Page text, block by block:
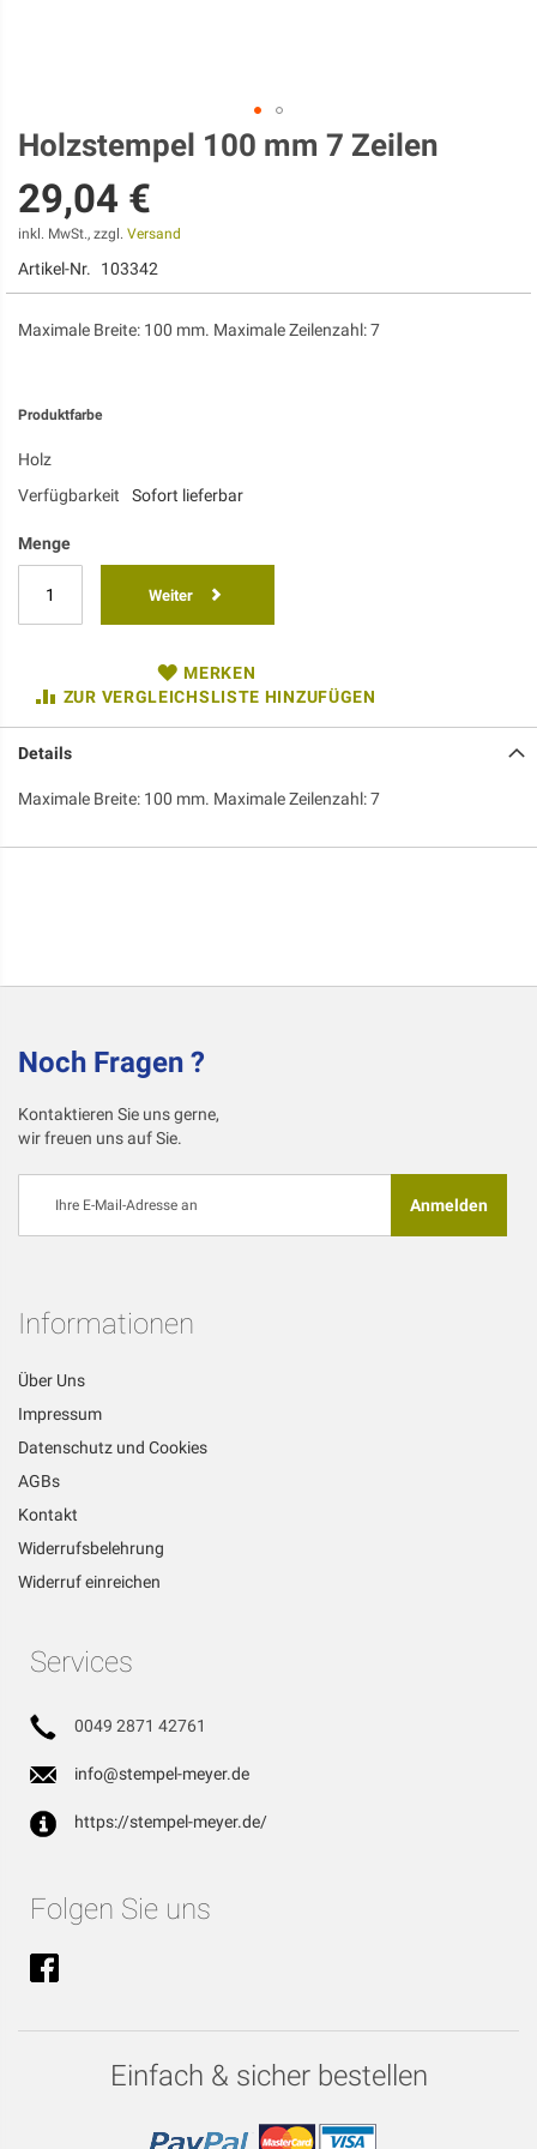
Zum
Anfang
der
Bildgalerie
springen
Holzstempel 100 mm 7 Zeilen
29,04 €
inkl. MwSt., zzgl. Versand
Artikel-Nr. 103342
Maximale Breite: 100 mm. Maximale Zeilenzahl: 7
Produktfarbe
Holz
Verfügbarkeit
Sofort lieferbar
Menge
Weiter
MERKEN
ZUR VERGLEICHSLISTE HINZUFÜGEN
Details
Maximale Breite: 100 mm. Maximale Zeilenzahl: 7
Noch Fragen ?
Kontaktieren Sie uns gerne,
wir freuen uns auf Sie.
sich
an:
Anmelden
Informationen
Über Uns
Impressum
Datenschutz und Cookies
AGBs
Kontakt
Widerrufsbelehrung
Widerruf einreichen
Services
0049 2871 42761
info@stempel-meyer.de
https://stempel-meyer.de/
Folgen Sie uns
Einfach & sicher bestellen